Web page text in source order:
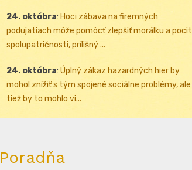
24. októbra: Hoci zábava na firemných
podujatiach môže pomôcť zlepšiť morálku a pocit
spolupatričnosti, prílišný ...
24. októbra: Úplný zákaz hazardných hier by
mohol znížiť s tým spojené sociálne problémy, ale
tiež by to mohlo vi...
Poradňa